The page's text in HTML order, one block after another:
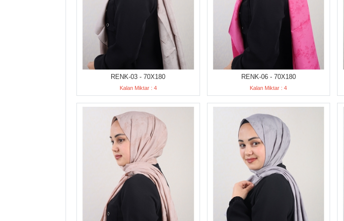
RENK-03 - 70X180
Kalan Miktar : 4
RENK-06 - 70X180
Kalan Miktar : 4